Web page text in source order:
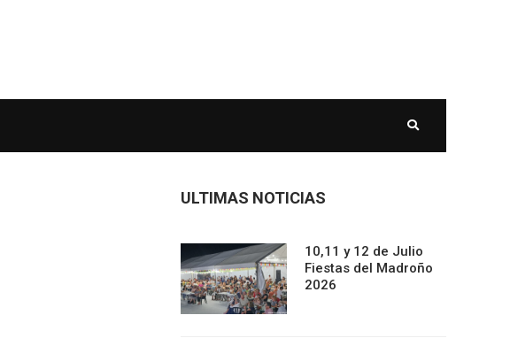
ULTIMAS NOTICIAS
10,11 y 12 de Julio
Fiestas del Madroño
2026